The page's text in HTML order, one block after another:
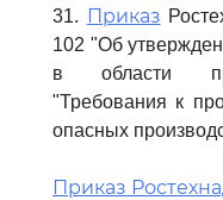
31. Приказ
102 "Об
в области
"Требования к
опасных
Приказ